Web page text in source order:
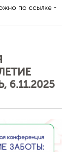
по ссылке -
6.11.2025